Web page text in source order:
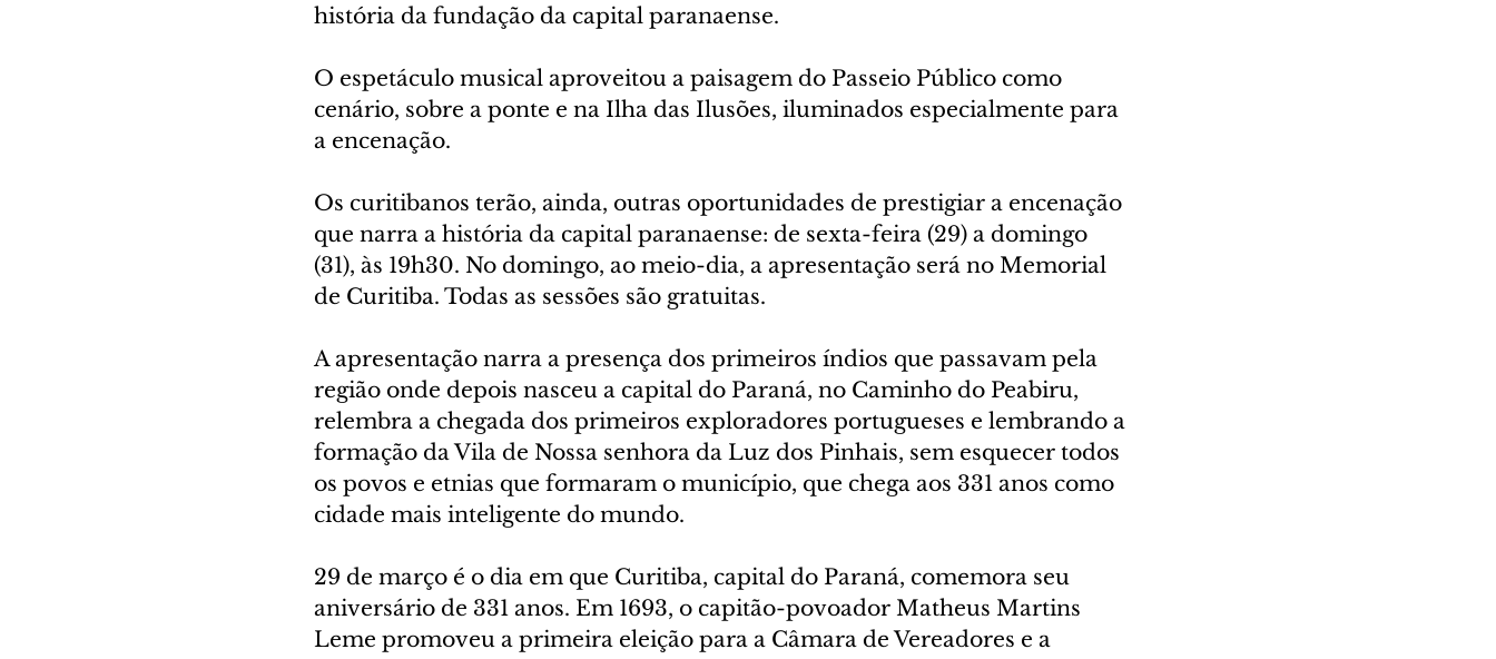
história da fundação da capital paranaense.
O espetáculo musical aproveitou a paisagem do Passeio Público como
cenário, sobre a ponte e na Ilha das Ilusões, iluminados especialmente para
a encenação.
Os curitibanos terão, ainda, outras oportunidades de prestigiar a encenação
que narra a história da capital paranaense: de sexta-feira (29) a domingo
(31), às 19h30. No domingo, ao meio-dia, a apresentação será no Memorial
de Curitiba. Todas as sessões são gratuitas.
A apresentação narra a presença dos primeiros índios que passavam pela
região onde depois nasceu a capital do Paraná, no Caminho do Peabiru,
relembra a chegada dos primeiros exploradores portugueses e lembrando a
formação da Vila de Nossa senhora da Luz dos Pinhais, sem esquecer todos
os povos e etnias que formaram o município, que chega aos 331 anos como
cidade mais inteligente do mundo.
29 de março é o dia em que Curitiba, capital do Paraná, comemora seu
aniversário de 331 anos. Em 1693, o capitão-povoador Matheus Martins
Leme promoveu a primeira eleição para a Câmara de Vereadores e a